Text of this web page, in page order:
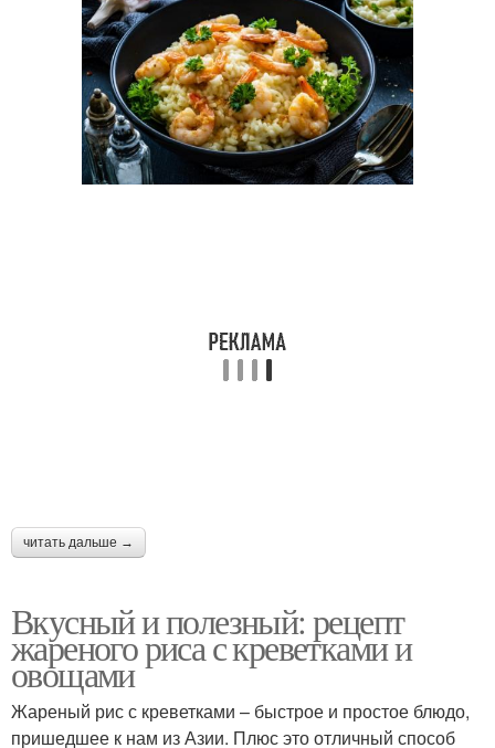
читать дальше →
Вкусный и полезный: рецепт
жареного риса с креветками и
овощами
Жареный рис с креветками – быстрое и простое блюдо,
пришедшее к нам из Азии. Плюс это отличный способ